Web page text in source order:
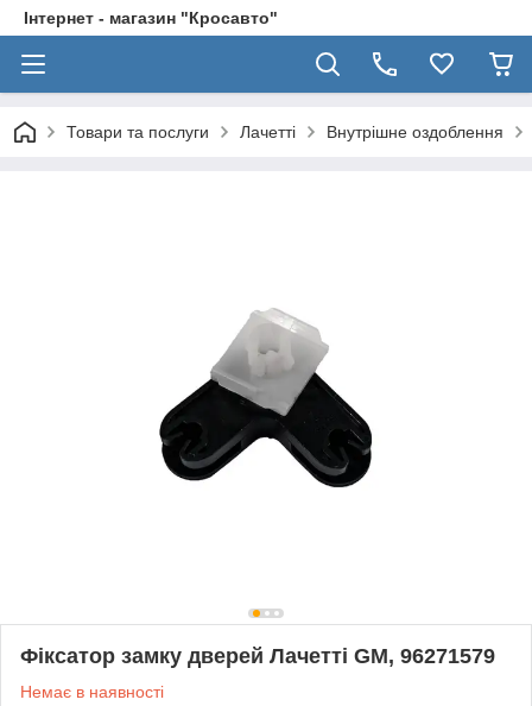
Інтернет - магазин "Кросавто"
Товари та послуги Лачетті Внутрішне оздоблення
Фіксатор замку дверей Лачетті GM, 96271579
Немає в наявності